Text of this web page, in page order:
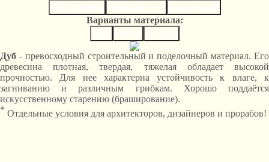
Варианты материала:
Дуб - превосходный строительный и поделочный материал. Его
древесина плотная, твердая, тяжелая обладает высокой
прочностью. Для нее характерна устойчивость к влаге, к
загниванию и различным грибкам. Хорошо поддаётся
искусственному старению (браширование).
* Отдельные условия для архитекторов, дизайнеров и прорабов!